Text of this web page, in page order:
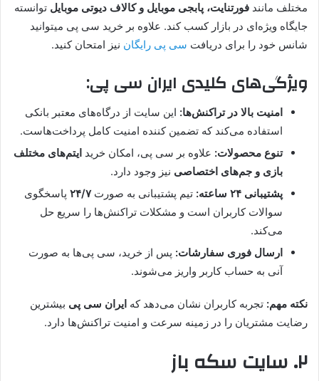
مختلف مانند فورتنایت، پابجی موبایل و کالاف دیوتی موبایل توانسته
جایگاه ویژه‌ای در بازار کسب کند. علاوه بر خرید سی پی میتوانید
شانس خود را برای دریافت سی پی رایگان نیز امتحان کنید.
ویژگی‌های کلیدی ایران سی پی:
امنیت بالا در تراکنش‌ها: این سایت از درگاه‌های معتبر بانکی
استفاده می‌کند که تضمین کننده امنیت کامل پرداخت‌هاست.
تنوع محصولات: علاوه بر سی پی، امکان خرید ایتم‌های مختلف
بازی و جم‌های اختصاصی نیز وجود دارد.
پشتیبانی ۲۴ ساعته:
تیم پشتیبانی به صورت۲۴/۷ پاسخگوی
سوالات کاربران است و مشکلات تراکنش‌ها را سریع حل
می‌کند.
ارسال فوری سفارشات: پس از خرید، سی پی‌ها به صورت
آنی به حساب کاربر واریز می‌شوند.
نکته مهم: تجربه کاربران نشان می‌دهد که ایران سی پی بیشترین
رضایت مشتریان را در زمینه سرعت و امنیت تراکنش‌ها دارد.
۲. سایت سکه باز